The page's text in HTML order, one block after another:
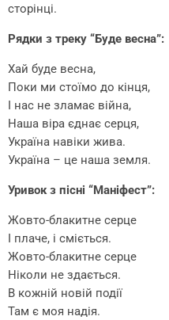
сторінці.
Рядки з треку “Буде весна”:
Хай буде весна,
Поки ми стоїмо до кінця,
І нас не зламає війна,
Наша віра єднає серця,
Україна навіки жива.
Україна – це наша земля.
Уривок з пісні “Маніфест”:
Жовто-блакитне серце
І плаче, і сміється.
Жовто-блакитне серце
Ніколи не здається.
В кожній новій події
Там є моя надія.